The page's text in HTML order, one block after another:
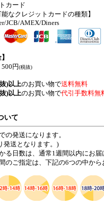
カード
能なクレジットカードの種類】
JCB/AMEX/Diners
円(税抜)
)以上のお買い物で送料無料
)以上のお買い物で代引手数料無
いて
の発送になります。
送となります。)
る日数は、通常1週間以内にお届
のご指定は、下記の6つの中から